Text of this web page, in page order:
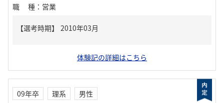
職種 ： 営業
体験記の詳細はこちら
09年卒 理系
男性